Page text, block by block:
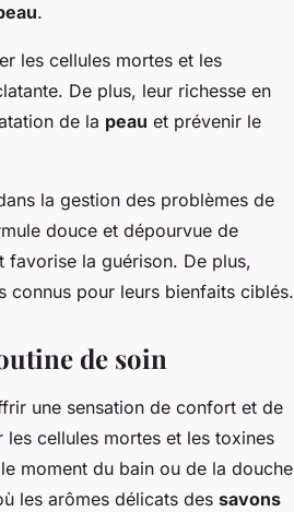
.
les cellules mortes et les
De plus, leur richesse en
de la peau et prévenir le
la gestion des problèmes de
douce et dépourvue de
favorise la guérison. De plus,
connus pour leurs bienfaits ciblés.
de soin
une sensation de confort et de
cellules mortes et les toxines
moment du bain ou de la douche
les arômes délicats des savons